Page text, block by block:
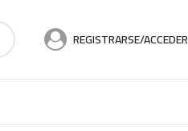
REGISTRARSE/ACCEDER